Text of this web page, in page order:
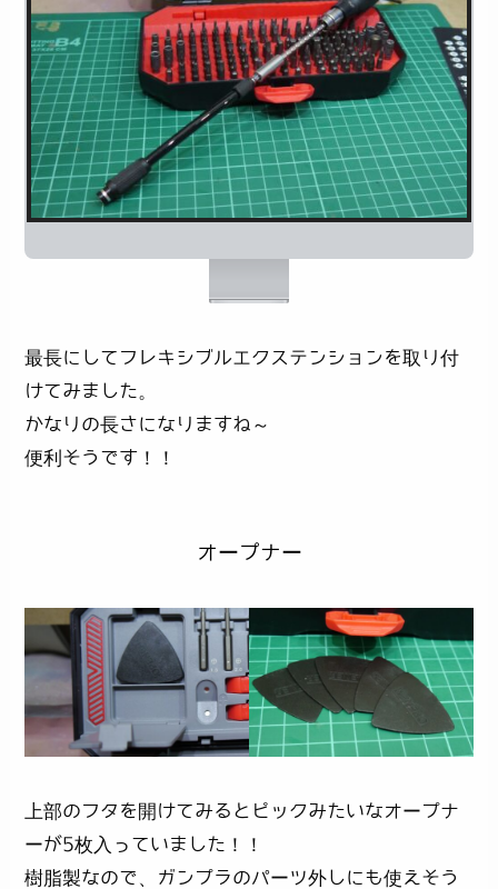
最長にしてフレキシブルエクステンションを取り付
けてみました。
かなりの長さになりますね～
便利そうです！！
オープナー
上部のフタを開けてみるとピックみたいなオープナ
ーが5枚入っていました！！
樹脂製なので、ガンプラのパーツ外しにも使えそう